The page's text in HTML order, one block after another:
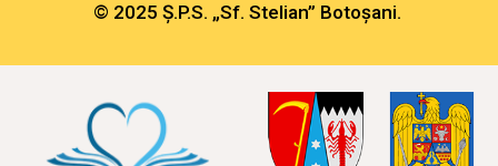
© 2025 Ș.P.S. „Sf. Stelian” Botoșani.